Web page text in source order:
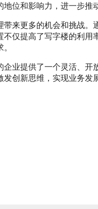
位和影响力，进一步推
来更多的机会和挑战
仅提高了写字楼的利
业提供了一个灵活、
创新思维，实现业务